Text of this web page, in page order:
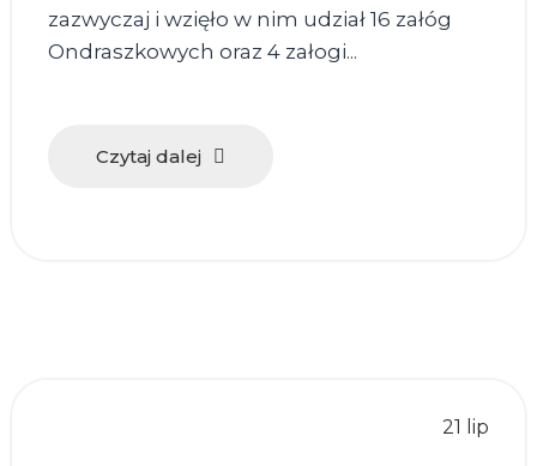
zazwyczaj i wzięło w nim udział 16 załóg
Ondraszkowych oraz 4 załogi...
Czytaj dalej
21 lip